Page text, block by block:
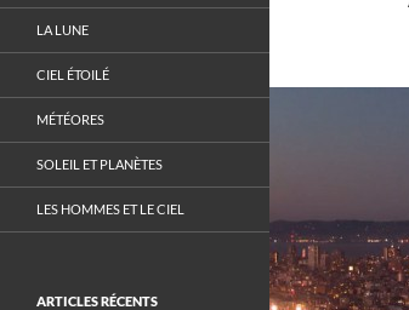
LA LUNE
CIEL ÉTOILÉ
MÉTÉORES
SOLEIL ET PLANÈTES
LES HOMMES ET LE CIEL
ARTICLES RÉCENTS